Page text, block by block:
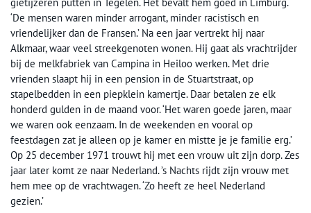
‘De mensen waren minder arrogant, minder racistisch en
vriendelijker dan de Fransen.’ Na een jaar vertrekt hij naar
Alkmaar, waar veel streekgenoten wonen. Hij gaat als vrachtrijder
bij de melkfabriek van Campina in Heiloo werken. Met drie
vrienden slaapt hij in een pension in de Stuartstraat, op
stapelbedden in een piepklein kamertje. Daar betalen ze elk
honderd gulden in de maand voor. ‘Het waren goede jaren, maar
we waren ook eenzaam. In de weekenden en vooral op
feestdagen zat je alleen op je kamer en mistte je je familie erg.’
Op 25 december 1971 trouwt hij met een vrouw uit zijn dorp. Zes
jaar later komt ze naar Nederland. ’s Nachts rijdt zijn vrouw met
hem mee op de vrachtwagen. ‘Zo heeft ze heel Nederland
gezien.’